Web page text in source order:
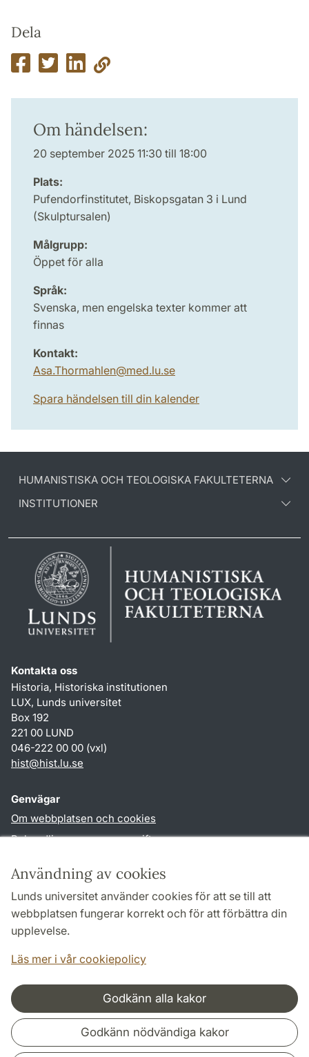
Användning av cookies
Lunds universitet använder cookies för att se till att
webbplatsen fungerar korrekt och för att förbättra din
upplevelse.
Läs mer i vår cookiepolicy
Godkänn alla kakor
Godkänn nödvändiga kakor
Dela
Om händelsen:
20 september 2025 11:30 till 18:00
Plats:
Pufendorfinstitutet, Biskopsgatan 3 i Lund
(Skulptursalen)
Målgrupp:
Öppet för alla
Språk:
Svenska, men engelska texter kommer att
finnas
Kontakt:
Asa.Thormahlen@med.lu.se
Spara händelsen till din kalender
HUMANISTISKA OCH TEOLOGISKA FAKULTETERNA
INSTITUTIONER
Kontakta oss
Historia, Historiska institutionen
LUX, Lunds universitet
Box 192
221 00 LUND
046-222 00 00 (vxl)
hist@hist.lu.se
Genvägar
Om webbplatsen och cookies
Behandling av personuppgifter
TYPO3-login
Följ oss i sociala medier
Samarbeten och nätverk